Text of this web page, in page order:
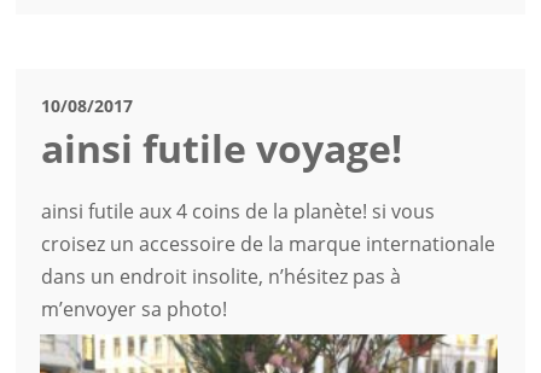
10/08/2017
ainsi futile voyage!
ainsi futile aux 4 coins de la planète! si vous
croisez un accessoire de la marque internationale
dans un endroit insolite, n’hésitez pas à
m’envoyer sa photo!